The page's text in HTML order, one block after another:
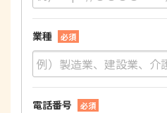
業種 必須
電話番号 必須